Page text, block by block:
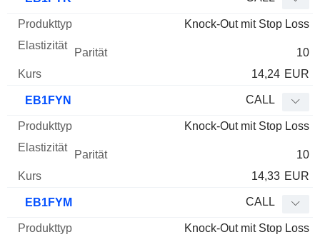
Knock-Out mit Stop Loss
10
14,24 EUR
EB1FYN CALL
Knock-Out mit Stop Loss
10
14,33 EUR
EB1FYM CALL
Knock-Out mit Stop Loss